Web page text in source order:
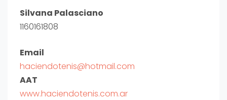
Silvana Palasciano
1160161808
Email
haciendotenis@hotmail.com
AAT
www.haciendotenis.com.ar